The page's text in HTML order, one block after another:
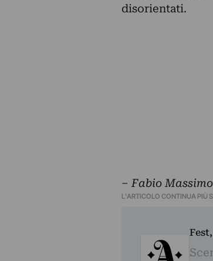
disorientati.
– Fabio
L'ARTICOLO CONTINUA PIÙ